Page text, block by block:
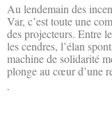
Au lendemain des
Var, c’est toute une
des projecteurs. Entre
les cendres, l’élan
machine de solidarité
plonge au cœur d’une